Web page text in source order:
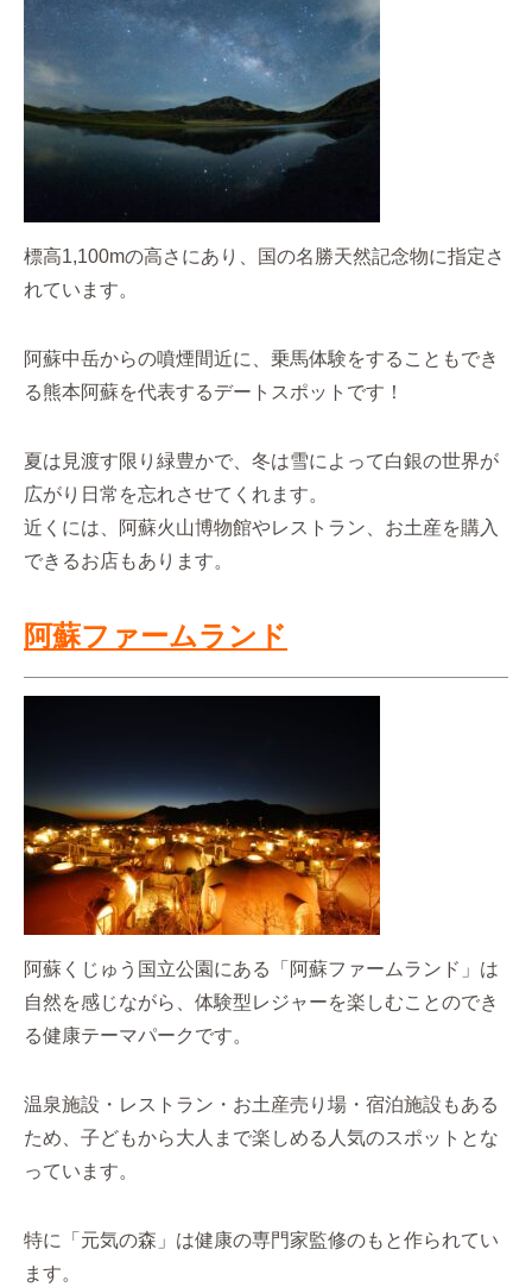
標高1,100mの高さにあり、国の名勝天然記念物に指定さ
れています。
阿蘇中岳からの噴煙間近に、乗馬体験をすることもでき
る熊本阿蘇を代表するデートスポットです！
夏は見渡す限り緑豊かで、冬は雪によって白銀の世界が
広がり日常を忘れさせてくれます。
近くには、阿蘇火山博物館やレストラン、お土産を購入
できるお店もあります。
阿蘇ファームランド
阿蘇くじゅう国立公園にある「阿蘇ファームランド」は
自然を感じながら、体験型レジャーを楽しむことのでき
る健康テーマパークです。
温泉施設・レストラン・お土産売り場・宿泊施設もある
ため、子どもから大人まで楽しめる人気のスポットとな
っています。
特に「元気の森」は健康の専門家監修のもと作られてい
ます。